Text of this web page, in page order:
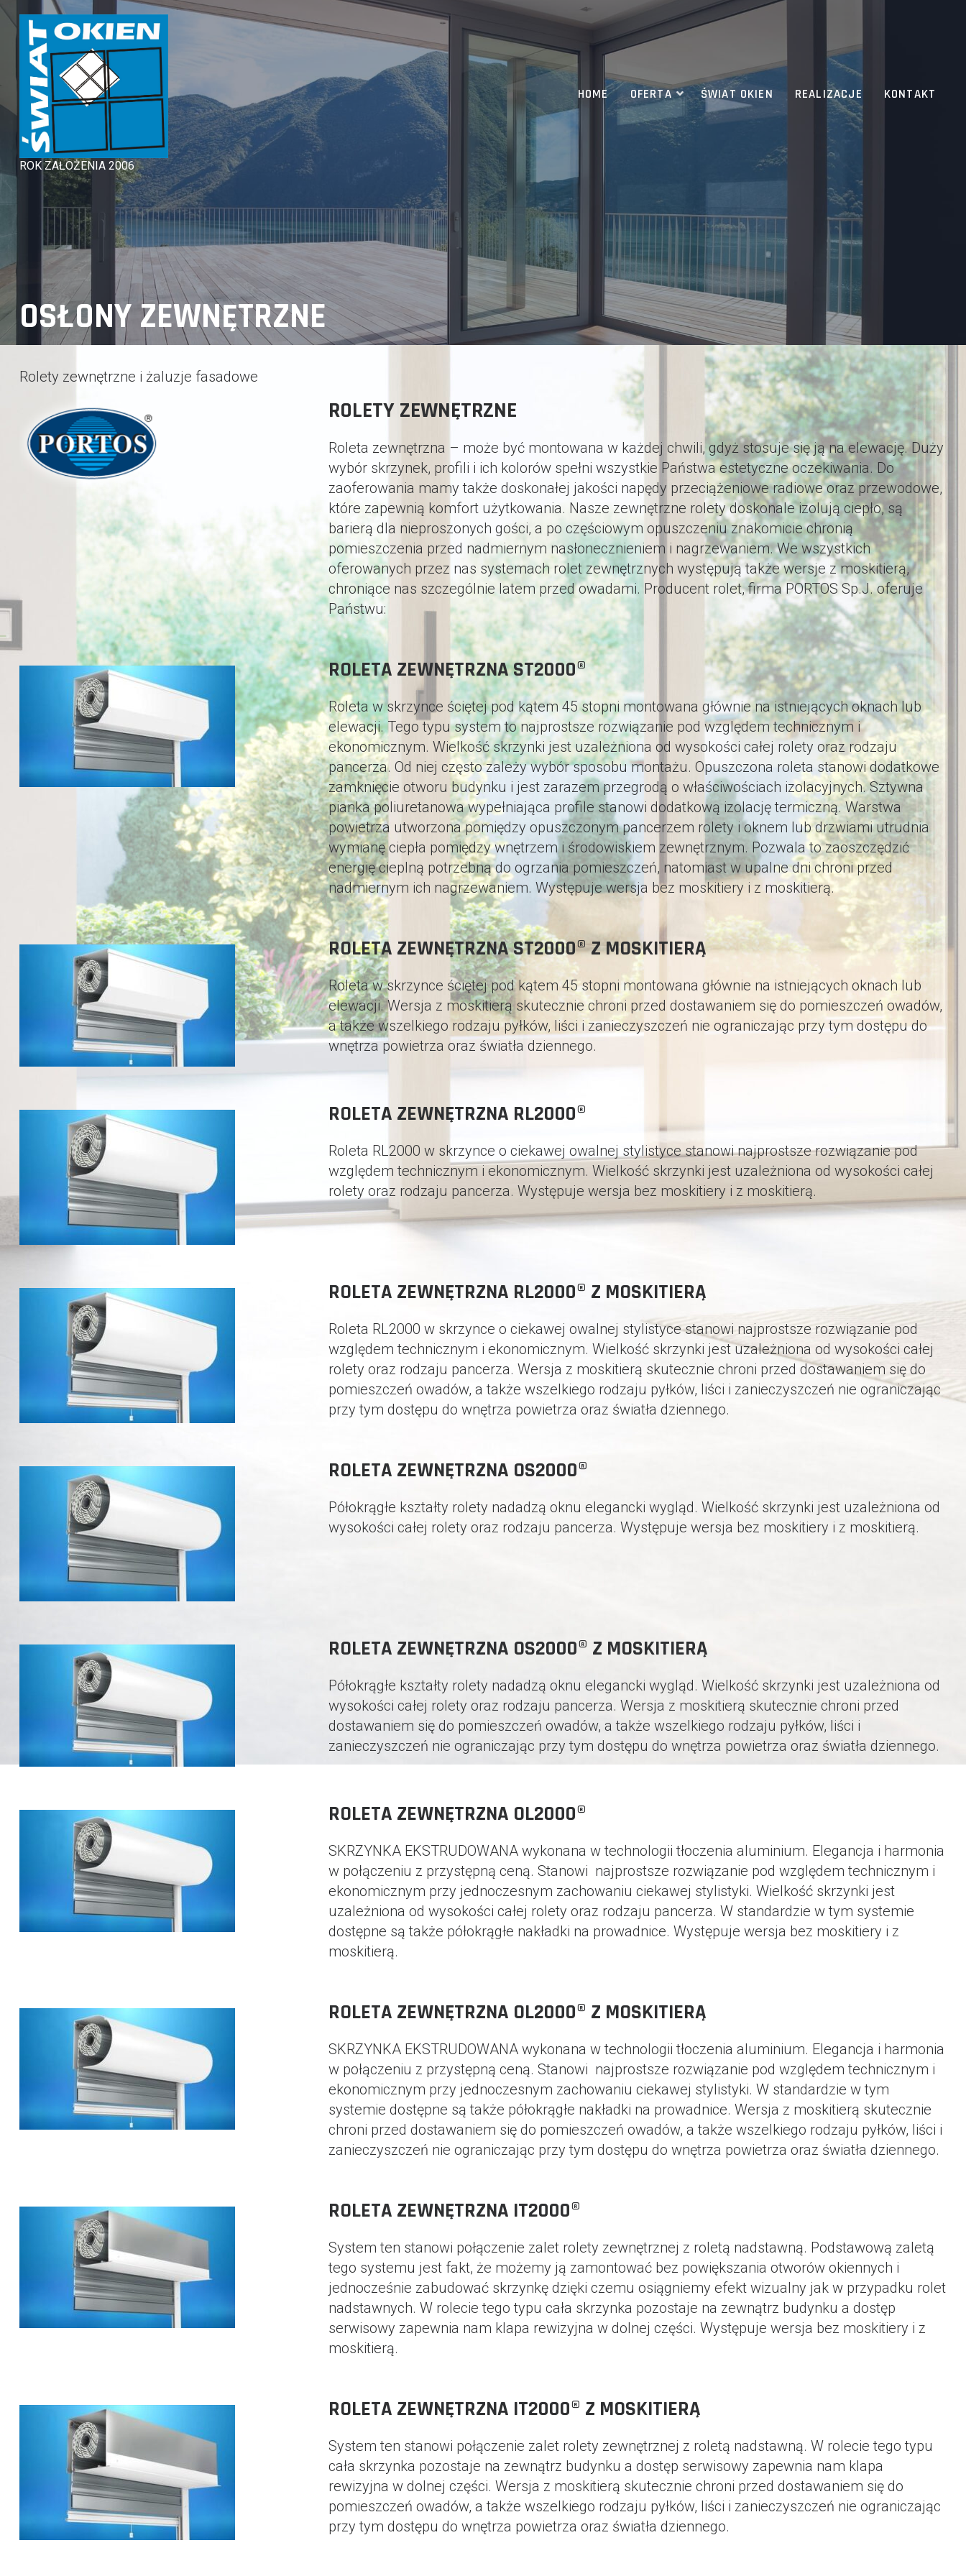
Skip
to
content
ROK ZAŁOŻENIA 2006
HOME OFERTA ŚWIAT OKIEN REALIZACJE KONTAKT
OSŁONY ZEWNĘTRZNE
Rolety zewnętrzne i żaluzje fasadowe
ROLETY ZEWNĘTRZNE
Roleta zewnętrzna – może być montowana w każdej chwili, gdyż stosuje się ją na elewację. Duży
wybór skrzynek, profili i ich kolorów spełni wszystkie Państwa estetyczne oczekiwania. Do
zaoferowania mamy także doskonałej jakości napędy przeciążeniowe radiowe oraz przewodowe,
które zapewnią komfort użytkowania. Nasze zewnętrzne rolety doskonale izolują ciepło, są
barierą dla nieproszonych gości, a po częściowym opuszczeniu znakomicie chronią
pomieszczenia przed nadmiernym nasłonecznieniem i nagrzewaniem. We wszystkich
oferowanych przez nas systemach rolet zewnętrznych występują także wersje z moskitierą,
chroniące nas szczególnie latem przed owadami. Producent rolet, firma PORTOS Sp.J. oferuje
Państwu:
ROLETA ZEWNĘTRZNA ST2000®
Roleta w skrzynce ściętej pod kątem 45 stopni montowana głównie na istniejących oknach lub
elewacji. Tego typu system to najprostsze rozwiązanie pod względem technicznym i
ekonomicznym. Wielkość skrzynki jest uzależniona od wysokości całej rolety oraz rodzaju
pancerza. Od niej często zależy wybór sposobu montażu. Opuszczona roleta stanowi dodatkowe
zamknięcie otworu budynku i jest zarazem przegrodą o właściwościach izolacyjnych. Sztywna
pianka poliuretanowa wypełniająca profile stanowi dodatkową izolację termiczną. Warstwa
powietrza utworzona pomiędzy opuszczonym pancerzem rolety i oknem lub drzwiami utrudnia
wymianę ciepła pomiędzy wnętrzem i środowiskiem zewnętrznym. Pozwala to zaoszczędzić
energię cieplną potrzebną do ogrzania pomieszczeń, natomiast w upalne dni chroni przed
nadmiernym ich nagrzewaniem. Występuje wersja bez moskitiery i z moskitierą.
ROLETA ZEWNĘTRZNA ST2000® Z MOSKITIERĄ
Roleta w skrzynce ściętej pod kątem 45 stopni montowana głównie na istniejących oknach lub
elewacji. Wersja z moskitierą skutecznie chroni przed dostawaniem się do pomieszczeń owadów,
a także wszelkiego rodzaju pyłków, liści i zanieczyszczeń nie ograniczając przy tym dostępu do
wnętrza powietrza oraz światła dziennego.
ROLETA ZEWNĘTRZNA RL2000®
Roleta RL2000 w skrzynce o ciekawej owalnej stylistyce stanowi najprostsze rozwiązanie pod
względem technicznym i ekonomicznym. Wielkość skrzynki jest uzależniona od wysokości całej
rolety oraz rodzaju pancerza. Występuje wersja bez moskitiery i z moskitierą.
ROLETA ZEWNĘTRZNA RL2000® Z MOSKITIERĄ
Roleta RL2000 w skrzynce o ciekawej owalnej stylistyce stanowi najprostsze rozwiązanie pod
względem technicznym i ekonomicznym. Wielkość skrzynki jest uzależniona od wysokości całej
rolety oraz rodzaju pancerza. Wersja z moskitierą skutecznie chroni przed dostawaniem się do
pomieszczeń owadów, a także wszelkiego rodzaju pyłków, liści i zanieczyszczeń nie ograniczając
przy tym dostępu do wnętrza powietrza oraz światła dziennego.
ROLETA ZEWNĘTRZNA OS2000®
Półokrągłe kształty rolety nadadzą oknu elegancki wygląd. Wielkość skrzynki jest uzależniona od
wysokości całej rolety oraz rodzaju pancerza. Występuje wersja bez moskitiery i z moskitierą.
ROLETA ZEWNĘTRZNA OS2000® Z MOSKITIERĄ
Półokrągłe kształty rolety nadadzą oknu elegancki wygląd. Wielkość skrzynki jest uzależniona od
wysokości całej rolety oraz rodzaju pancerza. Wersja z moskitierą skutecznie chroni przed
dostawaniem się do pomieszczeń owadów, a także wszelkiego rodzaju pyłków, liści i
zanieczyszczeń nie ograniczając przy tym dostępu do wnętrza powietrza oraz światła dziennego.
ROLETA ZEWNĘTRZNA OL2000®
SKRZYNKA EKSTRUDOWANA wykonana w technologii tłoczenia aluminium. Elegancja i harmonia
w połączeniu z przystępną ceną. Stanowi najprostsze rozwiązanie pod względem technicznym i
ekonomicznym przy jednoczesnym zachowaniu ciekawej stylistyki. Wielkość skrzynki jest
uzależniona od wysokości całej rolety oraz rodzaju pancerza. W standardzie w tym systemie
dostępne są także półokrągłe nakładki na prowadnice. Występuje wersja bez moskitiery i z
moskitierą.
ROLETA ZEWNĘTRZNA OL2000® Z MOSKITIERĄ
SKRZYNKA EKSTRUDOWANA wykonana w technologii tłoczenia aluminium. Elegancja i harmonia
w połączeniu z przystępną ceną. Stanowi najprostsze rozwiązanie pod względem technicznym i
ekonomicznym przy jednoczesnym zachowaniu ciekawej stylistyki. W standardzie w tym
systemie dostępne są także półokrągłe nakładki na prowadnice. Wersja z moskitierą skutecznie
chroni przed dostawaniem się do pomieszczeń owadów, a także wszelkiego rodzaju pyłków, liści i
zanieczyszczeń nie ograniczając przy tym dostępu do wnętrza powietrza oraz światła dziennego.
ROLETA ZEWNĘTRZNA IT2000®
System ten stanowi połączenie zalet rolety zewnętrznej z roletą nadstawną. Podstawową zaletą
tego systemu jest fakt, że możemy ją zamontować bez powiększania otworów okiennych i
jednocześnie zabudować skrzynkę dzięki czemu osiągniemy efekt wizualny jak w przypadku rolet
nadstawnych. W rolecie tego typu cała skrzynka pozostaje na zewnątrz budynku a dostęp
serwisowy zapewnia nam klapa rewizyjna w dolnej części. Występuje wersja bez moskitiery i z
moskitierą.
ROLETA ZEWNĘTRZNA IT2000® Z MOSKITIERĄ
System ten stanowi połączenie zalet rolety zewnętrznej z roletą nadstawną. W rolecie tego typu
cała skrzynka pozostaje na zewnątrz budynku a dostęp serwisowy zapewnia nam klapa
rewizyjna w dolnej części. Wersja z moskitierą skutecznie chroni przed dostawaniem się do
pomieszczeń owadów, a także wszelkiego rodzaju pyłków, liści i zanieczyszczeń nie ograniczając
przy tym dostępu do wnętrza powietrza oraz światła dziennego.